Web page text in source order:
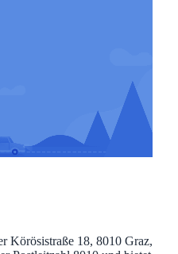
Körösistraße 18, 8010 Graz,